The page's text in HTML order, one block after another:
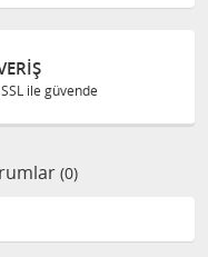
ile güvende
(0)